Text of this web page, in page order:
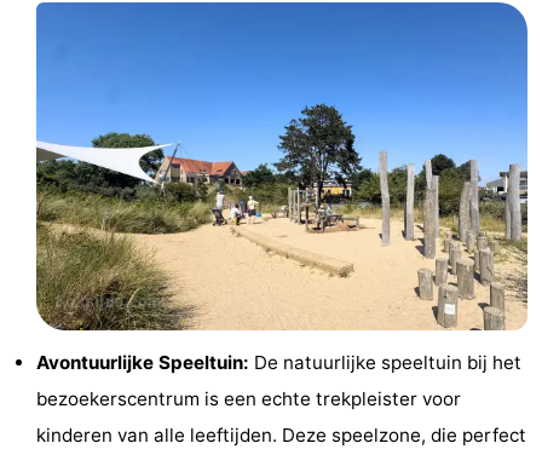
Musea
Monumenten
Uitkijkpunten
Attracties
Boerderijen
Speeltuinen
Avontuurlijke Speeltuin: De natuurlijke speeltuin bij het
bezoekerscentrum is een echte trekpleister voor
kinderen van alle leeftijden. Deze speelzone, die perfect